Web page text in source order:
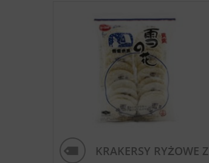
KRAKERSY RYŻOWE Z